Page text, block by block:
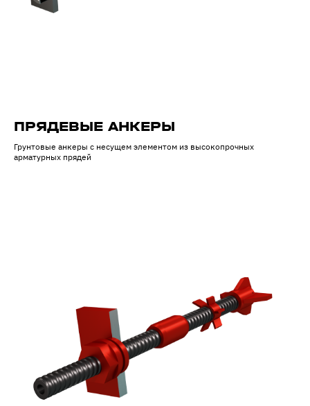
ПРЯДЕВЫЕ АНКЕРЫ
Грунтовые анкеры с несущем элементом из высокопрочных
арматурных прядей